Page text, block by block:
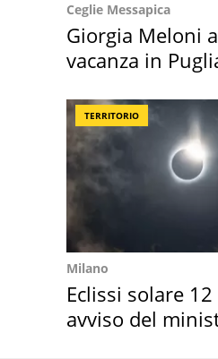
Ceglie Messapica
Giorgia Meloni
vacanza in
TERRITORIO
Milano
Eclissi solare
avviso del